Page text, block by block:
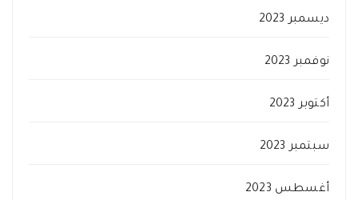
ديسمبر 2023
نوفمبر 2023
أكتوبر 2023
سبتمبر 2023
أغسطس 2023